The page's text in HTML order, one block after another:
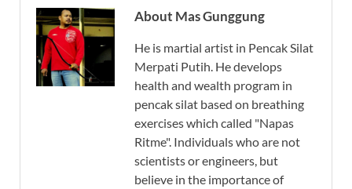
About Mas Gunggung
He is martial artist in Pencak Silat
Merpati Putih. He develops
health and wealth program in
pencak silat based on breathing
exercises which called "Napas
Ritme". Individuals who are not
scientists or engineers, but
believe in the importance of